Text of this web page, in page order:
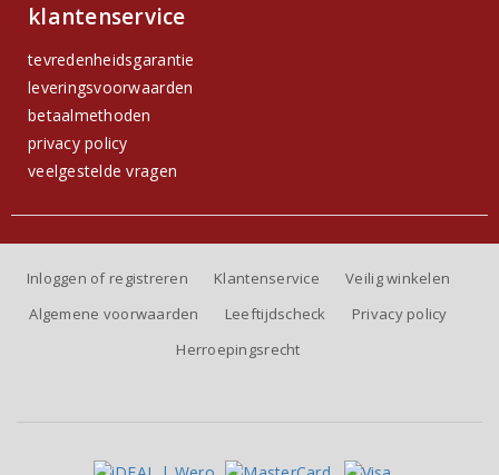
klantenservice
tevredenheidsgarantie
leveringsvoorwaarden
betaalmethoden
privacy policy
veelgestelde vragen
Inloggen of registreren Klantenservice
Veilig winkelen
Algemene voorwaarden
Leeftijdscheck
Privacy policy
Herroepingsrecht